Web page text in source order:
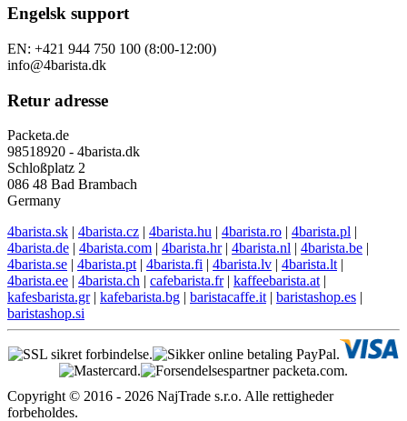
Engelsk support
EN: +421 944 750 100 (8:00-12:00)
info@4barista.dk
Retur adresse
Packeta.de
98518920 - 4barista.dk
Schloßplatz 2
086 48 Bad Brambach
Germany
4barista.sk | 4barista.cz | 4barista.hu | 4barista.ro | 4barista.pl |
4barista.de | 4barista.com | 4barista.hr| 4barista.nl | 4barista.be |
4barista.se | 4barista.pt | 4barista.fi | 4barista.lv | 4barista.lt |
4barista.ee | 4barista.ch | cafebarista.fr| kaffeebarista.at |
kafesbarista.gr| kafebarista.bg | baristacaffe.it | baristashop.es |
baristashop.si
Copyright © 2016 - 2026 NajTrade s.r.o. Alle rettigheder
forbeholdes.